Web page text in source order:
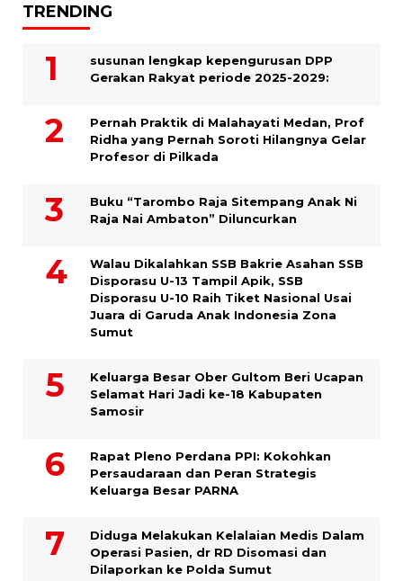
TRENDING
susunan lengkap kepengurusan DPP
Gerakan Rakyat periode 2025-2029:
Pernah Praktik di Malahayati Medan, Prof
Ridha yang Pernah Soroti Hilangnya Gelar
Profesor di Pilkada
Buku “Tarombo Raja Sitempang Anak Ni
Raja Nai Ambaton” Diluncurkan
Walau Dikalahkan SSB Bakrie Asahan SSB
Disporasu U-13 Tampil Apik, SSB
Disporasu U-10 Raih Tiket Nasional Usai
Juara di Garuda Anak Indonesia Zona
Sumut
Keluarga Besar Ober Gultom Beri Ucapan
Selamat Hari Jadi ke-18 Kabupaten
Samosir
Rapat Pleno Perdana PPI: Kokohkan
Persaudaraan dan Peran Strategis
Keluarga Besar PARNA
Diduga Melakukan Kelalaian Medis Dalam
Operasi Pasien, dr RD Disomasi dan
Dilaporkan ke Polda Sumut